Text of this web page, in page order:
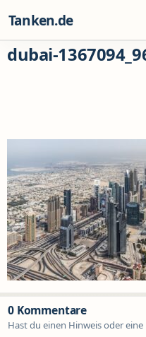
Tanken.de
dubai-
0 Kommentare
Hast du einen Hinweis oder